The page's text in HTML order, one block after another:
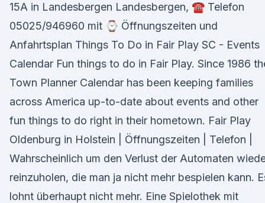
15A in Landesbergen Landesbergen, ☎ Telefon
05025/946960 mit ⌚ Öffnungszeiten und
Anfahrtsplan Things To Do in Fair Play SC - Events
Calendar Fun things to do in Fair Play. Since 1986
Town Planner Calendar has been keeping families
across America up-to-date about events and other
fun things to do right in their hometown. Fair Play
Oldenburg in Holstein | Öffnungszeiten | Telefon |
Wahrscheinlich um den Verlust der Automaten
reinzuholen, die man ja nicht mehr bespielen kann.
lohnt überhaupt nicht mehr. Eine Spielothek mit